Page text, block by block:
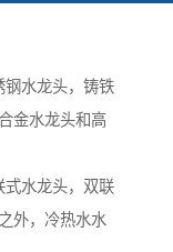
钢水龙头，铸铁
金水龙头和高
式水龙头，双联
外，冷热水水